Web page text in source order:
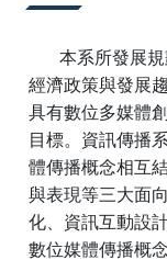
本系所發展規
經濟政策與發展
具有數位多媒體
目標。資訊傳播
體傳播概念相互
與表現等三大面
化、資訊互動設
數位媒體傳播概